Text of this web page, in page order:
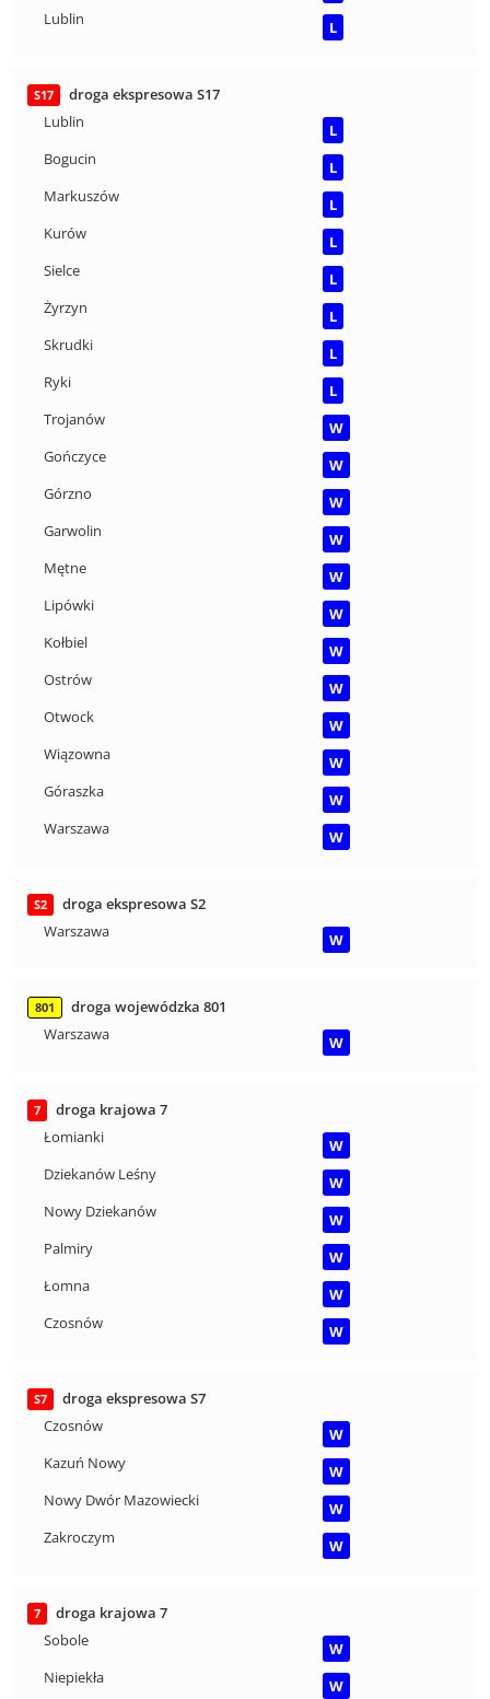
Lublin L
S17
droga ekspresowa S17
Lublin
L
Bogucin
L
Markuszów
L
Kurów
L
Sielce
L
Żyrzyn
L
Skrudki
L
Ryki
L
Trojanów
W
Gończyce
W
Górzno
W
Garwolin
W
Mętne
W
Lipówki
W
Kołbiel
W
Ostrów
W
Otwock
W
Wiązowna
W
Góraszka
W
Warszawa
W
S2
droga ekspresowa S2
Warszawa
W
801
droga wojewódzka 801
Warszawa
W
7
droga krajowa 7
Łomianki
W
Dziekanów Leśny
W
Nowy Dziekanów
W
Palmiry
W
Łomna
W
Czosnów
W
S7
droga ekspresowa S7
Czosnów
W
Kazuń Nowy
W
Nowy Dwór Mazowiecki
W
Zakroczym
W
7
droga krajowa 7
Sobole
W
Niepiekła
W